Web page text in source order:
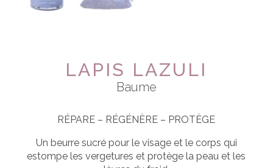
LAPIS LAZULI
Baume
RÉPARE – RÉGÉNÈRE – PROTÈGE
Un beurre sucré pour le visage et le corps qui
estompe les vergetures et protège la peau et les